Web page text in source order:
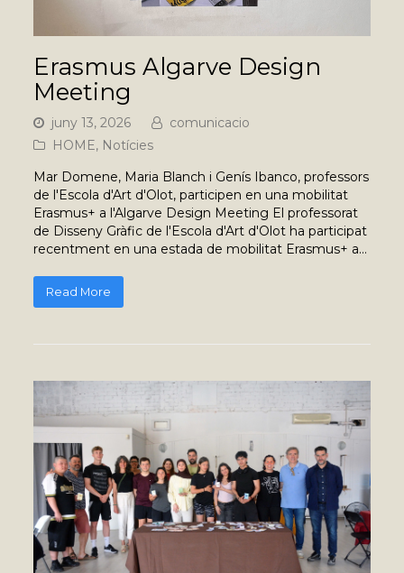
Erasmus Algarve Design
Meeting
juny 13, 2026
comunicacio
HOME, Notícies
Mar Domene, Maria Blanch i Genís Ibanco, professors
de l'Escola d'Art d'Olot, participen en una mobilitat
Erasmus+ a l'Algarve Design Meeting El professorat
de Disseny Gràfic de l'Escola d'Art d'Olot ha participat
recentment en una estada de mobilitat Erasmus+ a…
Read More